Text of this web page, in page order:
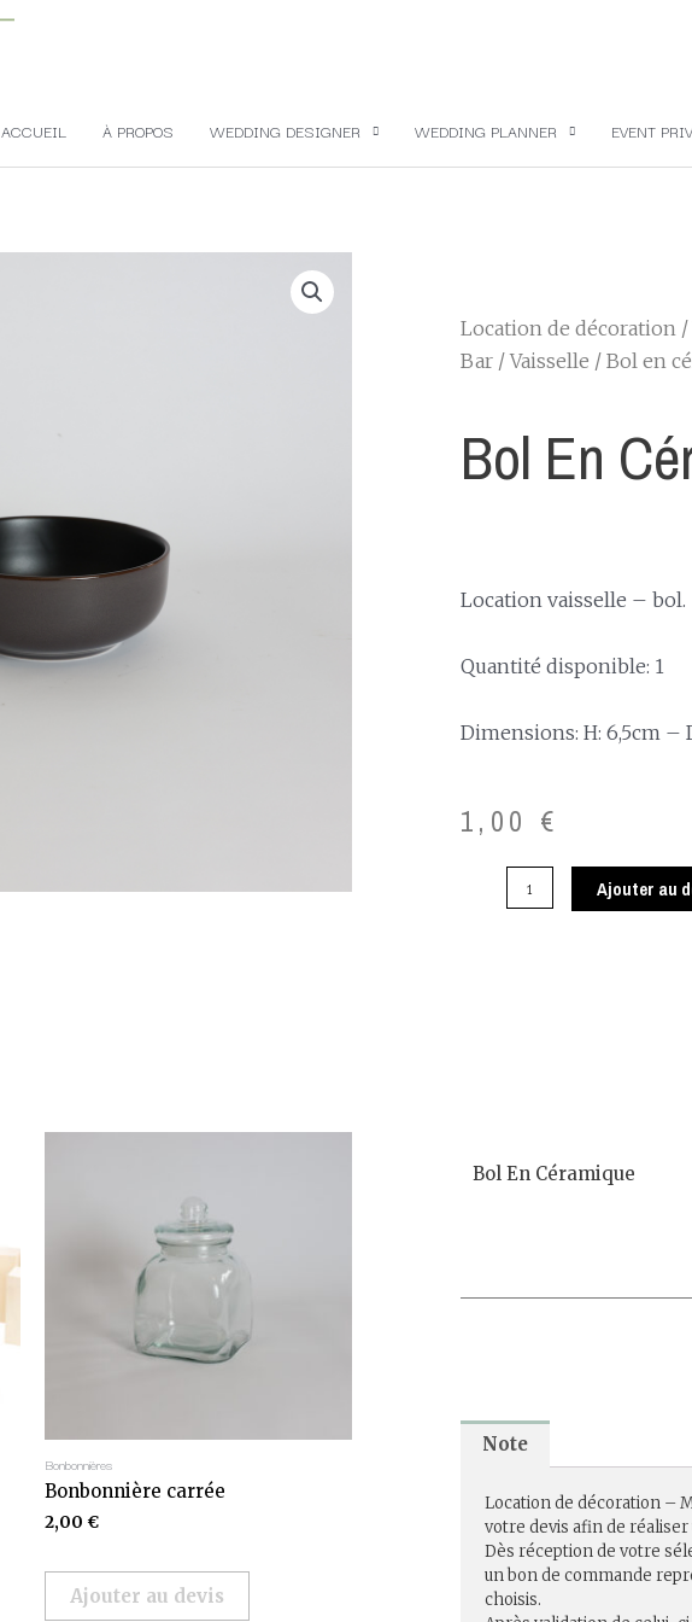
ACCUEIL À PROPOS WEDDING DESIGNER WEDDING PLANNER EVENT
Location de décoration /
Bar /Vaisselle / Bol en
Bol En
Location vaisselle – bol.
Quantité disponible: 1
Dimensions: H: 6,5cm –
1,00 €
Ajouter au
Bonbonnières
Bonbonnière carrée
2,00 €
Ajouter au devis
Bol En Céramique
Note
Location de décoration –
votre devis afin de
Dès réception de votre
un bon de commande
choisis.